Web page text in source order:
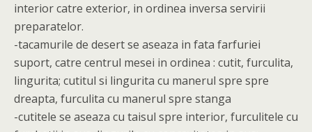
interior catre exterior, in ordinea inversa servirii
preparatelor.
-tacamurile de desert se aseaza in fata farfuriei
suport, catre centrul mesei in ordinea : cutit, furculita,
lingurita; cutitul si lingurita cu manerul spre spre
dreapta, furculita cu manerul spre stanga
-cutitele se aseaza cu taisul spre interior, furculitele cu